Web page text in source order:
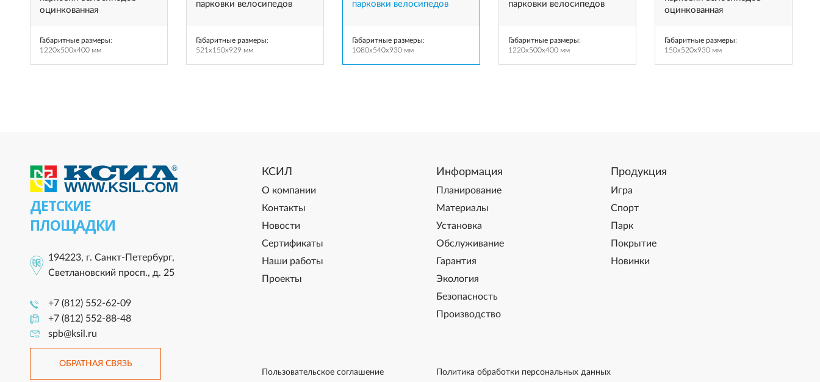
оцинкованная
Габаритные размеры:
1220x500x400 мм
парковки велосипедов
Габаритные размеры:
521x150x929 мм
парковки велосипедов
Габаритные размеры:
1080x540x930 мм
парковки велосипедов
Габаритные размеры:
1220x500x400 мм
оцинкованная
Габаритные размеры:
150x520x930 мм
ДЕТСКИЕ
ПЛОЩАДКИ
194223, г. Санкт-Петербург,
Светлановский просп., д. 25
+7 (812) 552-62-09
+7 (812) 552-88-48
spb@ksil.ru
ОБРАТНАЯ СВЯЗЬ
КСИЛ
О компании
Контакты
Новости
Сертификаты
Наши работы
Проекты
Информация
Планирование
Материалы
Установка
Обслуживание
Гарантия
Экология
Безопасность
Производство
Продукция
Игра
Спорт
Парк
Покрытие
Новинки
Пользовательское соглашение Политика обработки персональных данных